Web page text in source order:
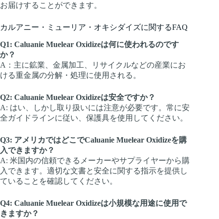
お届けすることができます。
カルアニー・ミューリア・オキシダイズに関するFAQ
Q1: Caluanie Muelear Oxidizeは何に使われるのです
か？
A：主に鉱業、金属加工、リサイクルなどの産業にお
ける重金属の分解・処理に使用される。
Q2: Caluanie Muelear Oxidizeは安全ですか？
A: はい、しかし取り扱いには注意が必要です。常に安
全ガイドラインに従い、保護具を使用してください。
Q3: アメリカではどこでCaluanie Muelear Oxidizeを購
入できますか？
A: 米国内の信頼できるメーカーやサプライヤーから購
入できます。適切な文書と安全に関する指示を提供し
ていることを確認してください。
Q4: Caluanie Muelear Oxidizeは小規模な用途に使用で
きますか？